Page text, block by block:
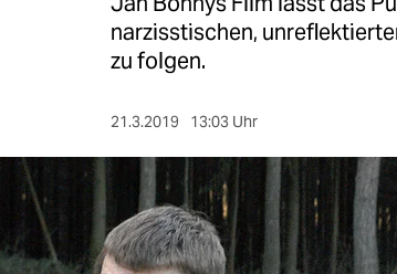
narzisstischen,
zu folgen.
21.3.2019 13:03 Uhr